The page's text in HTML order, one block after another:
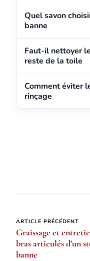
Quel savon
banne
Faut-il nettoyer
reste de la toile
Comment éviter
rinçage
Navigation
d’article
ARTICLE PRÉCÉDENT
Graissage et
bras articulés d’un
banne